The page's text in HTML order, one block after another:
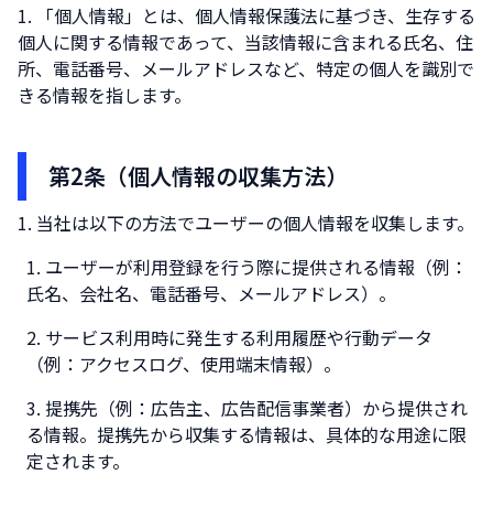
「個人情報」とは、個人情報保護法に基づき、生存する
個人に関する情報であって、当該情報に含まれる氏名、住
所、電話番号、メールアドレスなど、特定の個人を識別で
きる情報を指します。
第2条（個人情報の収集方法）
当社は以下の方法でユーザーの個人情報を収集します。
ユーザーが利用登録を行う際に提供される情報（例：
氏名、会社名、電話番号、メールアドレス）。
サービス利用時に発生する利用履歴や行動データ
（例：アクセスログ、使用端末情報）。
提携先（例：広告主、広告配信事業者）から提供され
る情報。提携先から収集する情報は、具体的な用途に限
定されます。